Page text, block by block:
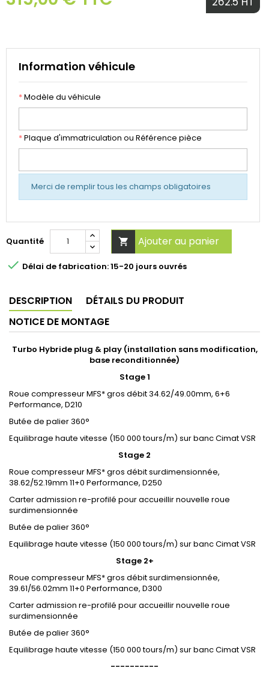
Information véhicule
*Modèle du véhicule
*Plaque d'immatriculation ou Référence pièce
Merci de remplir tous les champs obligatoires
Quantité  Ajouter au panier
 Délai de fabrication: 15-20 jours ouvrés
DESCRIPTION
DÉTAILS DU PRODUIT
NOTICE DE MONTAGE
Turbo Hybride plug & play (installation sans modification,
base reconditionnée)
Stage 1
Roue compresseur MFS* gros débit 34.62/49.00mm, 6+6
Performance, D210
Butée de palier 360°
Equilibrage haute vitesse (150 000 tours/m) sur banc Cimat VSR
Stage 2
Roue compresseur MFS* gros débit surdimensionnée,
38.62/52.19mm 11+0 Performance, D250
Carter admission re-profilé pour accueillir nouvelle roue
surdimensionnée
Butée de palier 360°
Equilibrage haute vitesse (150 000 tours/m) sur banc Cimat VSR
Stage 2+
Roue compresseur MFS* gros débit surdimensionnée,
39.61/56.02mm 11+0 Performance, D300
Carter admission re-profilé pour accueillir nouvelle roue
surdimensionnée
Butée de palier 360°
Equilibrage haute vitesse (150 000 tours/m) sur banc Cimat VSR
----------